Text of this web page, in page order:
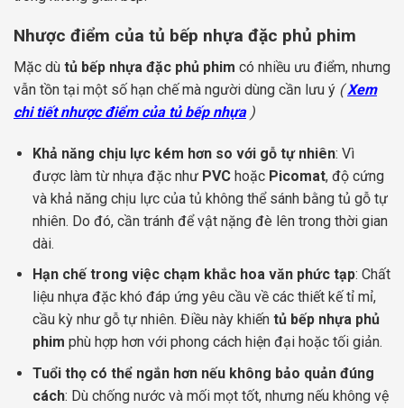
Nhược điểm của tủ bếp nhựa đặc phủ phim
Mặc dù tủ bếp nhựa đặc phủ phim có nhiều ưu điểm, nhưng
vẫn tồn tại một số hạn chế mà người dùng cần lưu ý (Xem
chi tiết nhược điểm của tủ bếp nhựa)
Khả năng chịu lực kém hơn so với gỗ tự nhiên: Vì
được làm từ nhựa đặc như PVChoặc Picomat, độ cứng
và khả năng chịu lực của tủ không thể sánh bằng tủ gỗ tự
nhiên. Do đó, cần tránh để vật nặng đè lên trong thời gian
dài.
Hạn chế trong việc chạm khắc hoa văn phức tạp: Chất
liệu nhựa đặc khó đáp ứng yêu cầu về các thiết kế tỉ mỉ,
cầu kỳ như gỗ tự nhiên. Điều này khiến tủ bếp nhựa phủ
phim phù hợp hơn với phong cách hiện đại hoặc tối giản.
Tuổi thọ có thể ngắn hơn nếu không bảo quản đúng
cách: Dù chống nước và mối mọt tốt, nhưng nếu không vệ